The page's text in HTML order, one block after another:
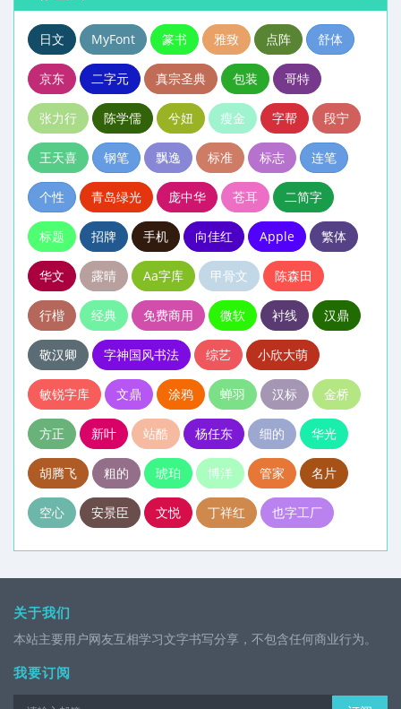
日文 MyFont 篆书 雅致 点阵 舒体
京东 二字元 真宗圣典 包装 哥特
张力行 陈学儒 兮妞 瘦金 字帮 段宁
王天喜 钢笔 飘逸 标准 标志 连笔
个性 青岛绿光 庞中华 苍耳 二简字
标题 招牌 手机 向佳红 Apple 繁体
华文 露晴 Aa字库 甲骨文 陈森田
行楷 经典 免费商用 微软 衬线 汉鼎
敬汉卿 字神国风书法 综艺 小欣大萌
敏锐字库 文鼎 涂鸦 蝉羽 汉标 金桥
方正 新叶 站酷 杨任东 细的 华光
胡腾飞 粗的 琥珀 博洋 管家 名片
空心 安景臣 文悦 丁祥红 也字工厂
关于我们
本站主要用户网友互相学习文字书写分享，不包含任何商业行为。
我要订阅